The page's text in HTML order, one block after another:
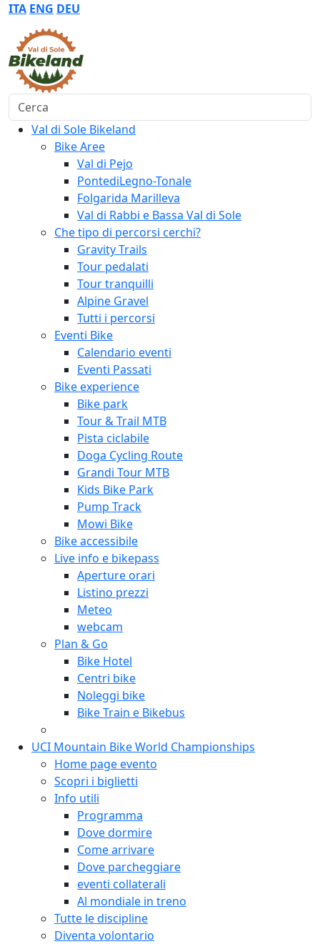
ITA ENG DEU
Cerca
Val di Sole Bikeland
Bike Aree
Val di Pejo
PontediLegno-Tonale
Folgarida Marilleva
Val di Rabbi e Bassa Val di Sole
Che tipo di percorsi cerchi?
Gravity Trails
Tour pedalati
Tour tranquilli
Alpine Gravel
Tutti i percorsi
Eventi Bike
Calendario eventi
Eventi Passati
Bike experience
Bike park
Tour & Trail MTB
Pista ciclabile
Doga Cycling Route
Grandi Tour MTB
Kids Bike Park
Pump Track
Mowi Bike
Bike accessibile
Live info e bikepass
Aperture orari
Listino prezzi
Meteo
webcam
Plan & Go
Bike Hotel
Centri bike
Noleggi bike
Bike Train e Bikebus
UCI Mountain Bike World Championships
Home page evento
Scopri i biglietti
Info utili
Programma
Dove dormire
Come arrivare
Dove parcheggiare
eventi collaterali
Al mondiale in treno
Tutte le discipline
Diventa volontario